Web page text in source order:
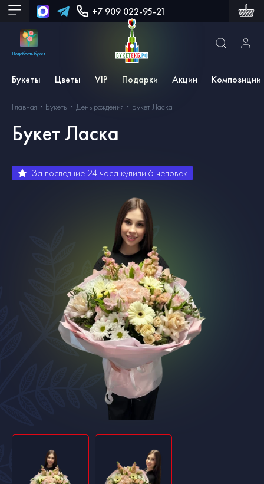
+7 909 022-95-21
Подобрать букет
Букеты Цветы VIP Подарки Акции Композиции
Главная Букеты День рождения Букет Ласка
Букет Ласка
За последние 24 часа купили 6 человек